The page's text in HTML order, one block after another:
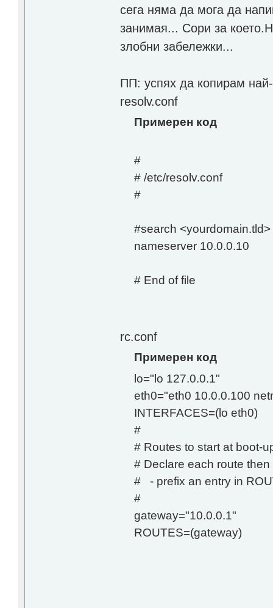
сега няма да мога да
занимая... Сори за
злобни забележки...
ПП: успях да копирам
resolv.conf
Примерен код
#
# /etc/resolv.conf
#
#search <yourdomain.tld>
nameserver 10.0.0.10
# End of file
rc.conf
Примерен код
lo="lo 127.0.0.1"
eth0="eth0 10.0.0.100
INTERFACES=(lo eth0)
#
# Routes to start at boot-
# Declare each route
# - prefix an entry in
#
gateway="10.0.0.1"
ROUTES=(gateway)